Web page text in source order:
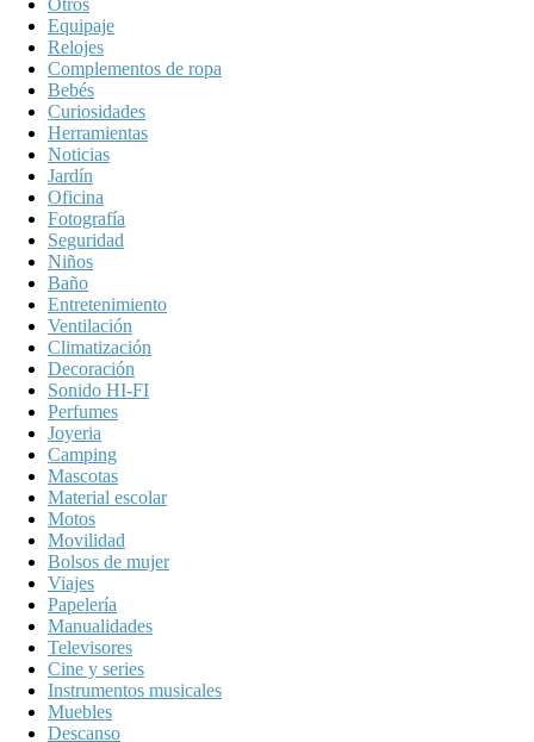
Otros
Equipaje
Relojes
Complementos de ropa
Bebés
Curiosidades
Herramientas
Noticias
Jardín
Oficina
Fotografía
Seguridad
Niños
Baño
Entretenimiento
Ventilación
Climatización
Decoración
Sonido HI-FI
Perfumes
Joyeria
Camping
Mascotas
Material escolar
Motos
Movilidad
Bolsos de mujer
Viajes
Papelería
Manualidades
Televisores
Cine y series
Instrumentos musicales
Muebles
Descanso